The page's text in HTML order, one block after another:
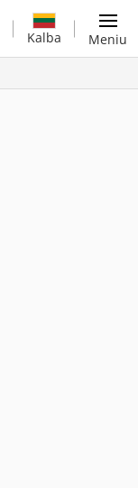
Kalba Meniu